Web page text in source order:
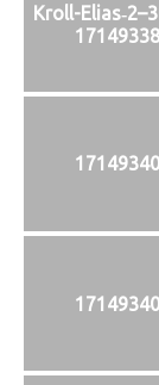
Kroll-